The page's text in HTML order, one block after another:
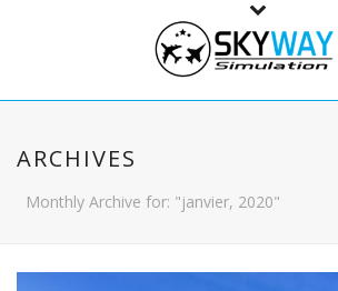
ARCHIVES
Monthly Archive for: "janvier, 2020"